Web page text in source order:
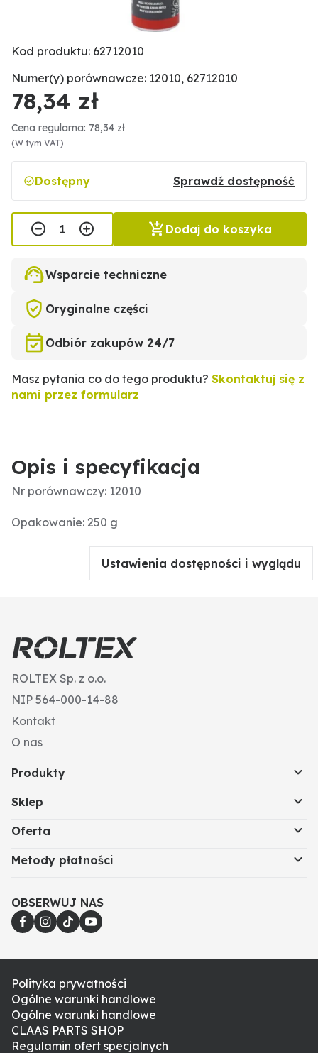
Kod produktu: 62712010
Numer(y) porównawcze: 12010, 62712010
78,34 zł
Cena regularna: 78,34 zł
(W tym VAT)
Dostępny Sprawdź dostępność
Dodaj do koszyka
Wsparcie techniczne
Oryginalne części
Odbiór zakupów 24/7
Masz pytania co do tego produktu? Skontaktuj się z
nami przez formularz
Opis i specyfikacja
Nr porównawczy: 12010
Opakowanie: 250 g
Ustawienia dostępności i wyglądu
ROLTEX Sp. z o.o.
NIP 564-000-14-88
Kontakt
O nas
Produkty
Sklep
Oferta
Metody płatności
OBSERWUJ NAS
Polityka prywatności
Ogólne warunki handlowe
Ogólne warunki handlowe
CLAAS PARTS SHOP
Regulamin ofert specjalnych